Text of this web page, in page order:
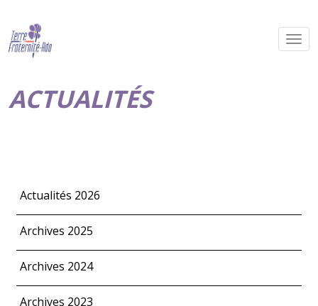
ACTUALITÉS
Actualités 2026
Archives 2025
Archives 2024
Archives 2023